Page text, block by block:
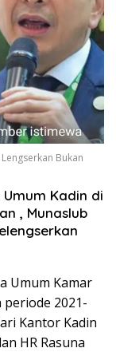
Bukan
Kadin di
, Munaslub
Umum Kamar
2021-
Kantor Kadin
HR Rasuna